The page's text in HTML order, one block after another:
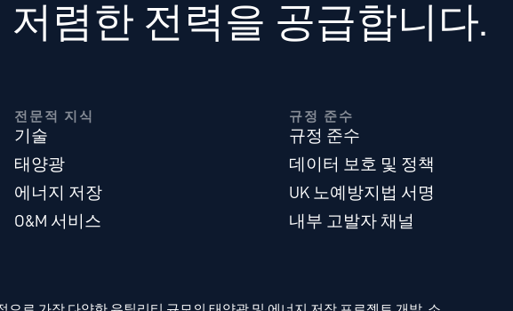
저렴한 전력을 공급합니다.
전문적 지식
기술
태양광
에너지 저장
O&M 서비스
규정 준수
규정 준수
데이터 보호 및 정책
UK 노예방지법 서명
내부 고발자 채널